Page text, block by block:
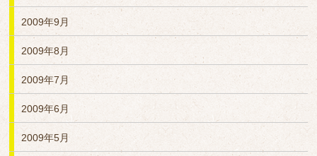
2009年9月
2009年8月
2009年7月
2009年6月
2009年5月